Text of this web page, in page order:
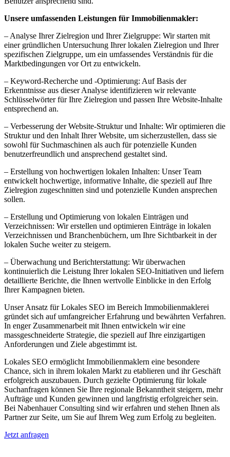
Unsere umfassenden Leistungen für Immobilienmakler:
– Analyse Ihrer Zielregion und Ihrer Zielgruppe: Wir starten mit
einer gründlichen Untersuchung Ihrer lokalen Zielregion und Ihrer
spezifischen Zielgruppe, um ein umfassendes Verständnis für die
Marktbedingungen vor Ort zu entwickeln.
– Keyword-Recherche und -Optimierung: Auf Basis der
Erkenntnisse aus dieser Analyse identifizieren wir relevante
Schlüsselwörter für Ihre Zielregion und passen Ihre Website-Inhalte
entsprechend an.
– Verbesserung der Website-Struktur und Inhalte: Wir optimieren die
Struktur und den Inhalt Ihrer Website, um sicherzustellen, dass sie
sowohl für Suchmaschinen als auch für potenzielle Kunden
benutzerfreundlich und ansprechend gestaltet sind.
– Erstellung von hochwertigen lokalen Inhalten: Unser Team
entwickelt hochwertige, informative Inhalte, die speziell auf Ihre
Zielregion zugeschnitten sind und potenzielle Kunden ansprechen
sollen.
– Erstellung und Optimierung von lokalen Einträgen und
Verzeichnissen: Wir erstellen und optimieren Einträge in lokalen
Verzeichnissen und Branchenbüchern, um Ihre Sichtbarkeit in der
lokalen Suche weiter zu steigern.
– Überwachung und Berichterstattung: Wir überwachen
kontinuierlich die Leistung Ihrer lokalen SEO-Initiativen und liefern
detaillierte Berichte, die Ihnen wertvolle Einblicke in den Erfolg
Ihrer Kampagnen bieten.
Unser Ansatz für Lokales SEO im Bereich Immobilienmaklerei
gründet sich auf umfangreicher Erfahrung und bewährten Verfahren.
In enger Zusammenarbeit mit Ihnen entwickeln wir eine
massgeschneiderte Strategie, die speziell auf Ihre einzigartigen
Anforderungen und Ziele abgestimmt ist.
Lokales SEO ermöglicht Immobilienmaklern eine besondere
Chance, sich in ihrem lokalen Markt zu etablieren und ihr Geschäft
erfolgreich auszubauen. Durch gezielte Optimierung für lokale
Suchanfragen können Sie Ihre regionale Bekanntheit steigern, mehr
Aufträge und Kunden gewinnen und langfristig erfolgreicher sein.
Bei Nabenhauer Consulting sind wir erfahren und stehen Ihnen als
Partner zur Seite, um Sie auf Ihrem Weg zum Erfolg zu begleiten.
Jetzt anfragen